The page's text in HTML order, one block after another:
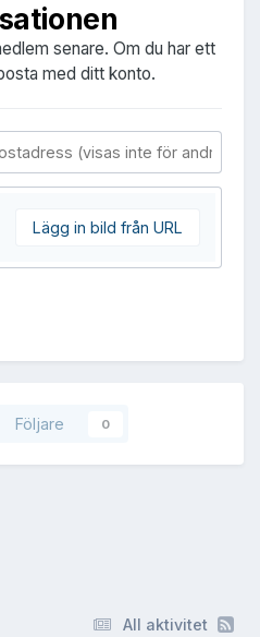
senare. Om du har ett
med ditt konto.
Lägg in bild från URL
Följare 0
All aktivitet